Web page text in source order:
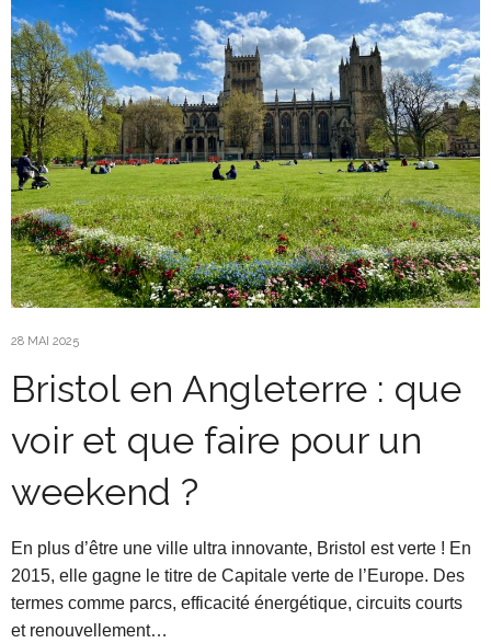
28 MAI 2025
Bristol en Angleterre : que
voir et que faire pour un
weekend ?
En plus d’être une ville ultra innovante, Bristol est verte ! En
2015, elle gagne le titre de Capitale verte de l’Europe. Des
termes comme parcs, efficacité énergétique, circuits courts
et renouvellement…